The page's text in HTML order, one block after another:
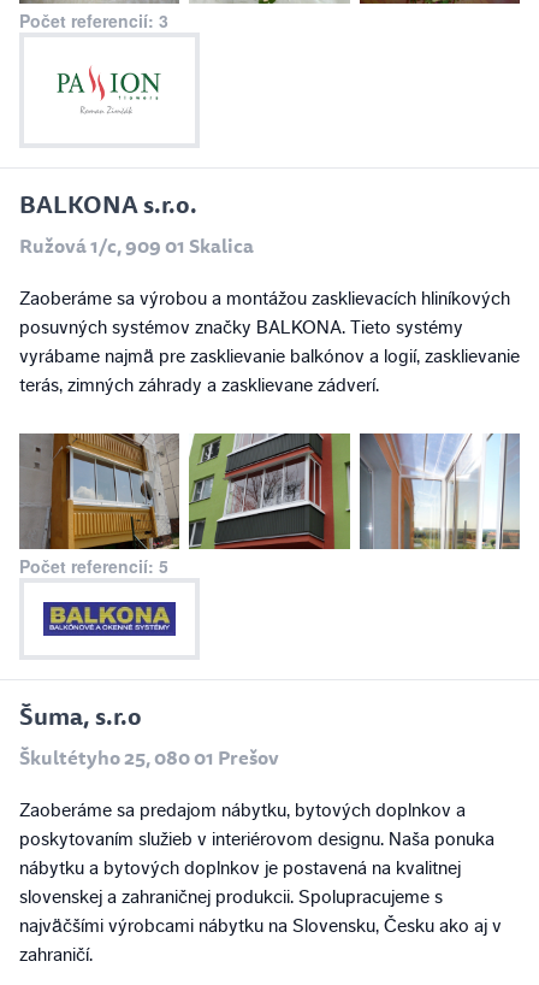
Počet referencií: 3
BALKONA s.r.o.
Ružová 1/c, 909 01 Skalica
Zaoberáme sa výrobou a montážou zasklievacích hliníkových
posuvných systémov značky BALKONA. Tieto systémy
vyrábame najmä pre zasklievanie balkónov a logií, zasklievanie
terás, zimných záhrady a zasklievane zádverí.
Počet referencií: 5
Šuma, s.r.o
Škultétyho 25, 080 01 Prešov
Zaoberáme sa predajom nábytku, bytových doplnkov a
poskytovaním služieb v interiérovom designu. Naša ponuka
nábytku a bytových doplnkov je postavená na kvalitnej
slovenskej a zahraničnej produkcii. Spolupracujeme s
najväčšími výrobcami nábytku na Slovensku, Česku ako aj v
zahraničí.